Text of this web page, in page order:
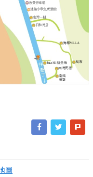
迷路小章魚餐酒館
Just Hi 就是海 烏布
南鴻
雅築
南灣民宿
日和灣居
南灣一棧
海椰VILLA
收費停車場
圖